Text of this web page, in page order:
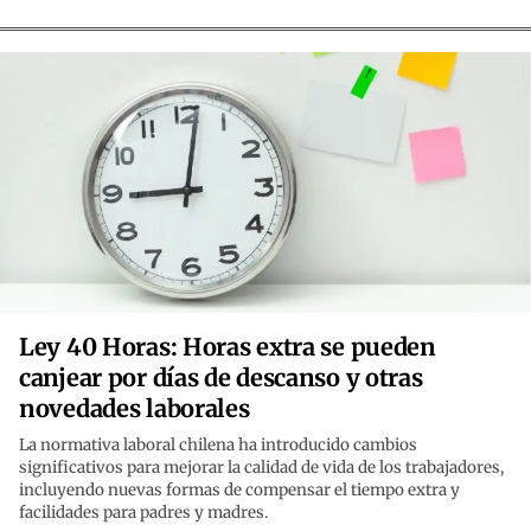
Ley 40 Horas: Horas extra se pueden
canjear por días de descanso y otras
novedades laborales
La normativa laboral chilena ha introducido cambios
significativos para mejorar la calidad de vida de los trabajadores,
incluyendo nuevas formas de compensar el tiempo extra y
facilidades para padres y madres.